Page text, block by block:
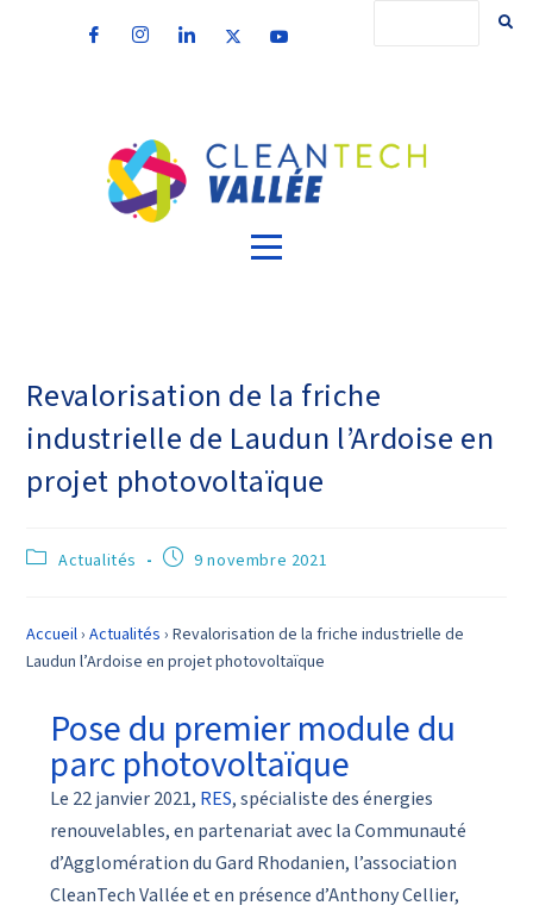
Revalorisation de la friche
industrielle de Laudun l’Ardoise en
projet photovoltaïque
Actualités 9 novembre 2021
Accueil›Actualités ›Revalorisation de la friche industrielle de
Laudun l’Ardoise en projet photovoltaïque
Pose du premier module du
parc photovoltaïque
Le 22 janvier 2021, RES, spécialiste des énergies
renouvelables, en partenariat avec la Communauté
d’Agglomération du Gard Rhodanien, l’association
CleanTech Vallée et en présence d’Anthony Cellier,